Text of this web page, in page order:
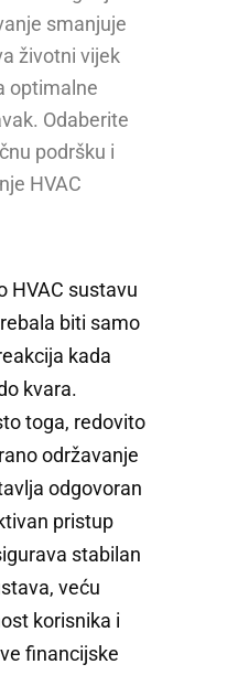
smanjuje
životni vijek
optimalne
Odaberite
podršku i
HVAC
HVAC sustavu
biti samo
kada
kvara.
toga, redovito
održavanje
odgovoran
pristup
stabilan
veću
korisnika i
financijske